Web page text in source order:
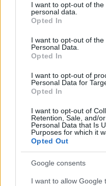
not limited to your visit or
grant or deny consent to
use your data for below
consent section.
I want to opt-out of
personal data.
Opted In
I want to opt-out of the
Personal Data.
Opted In
I want to opt-out of
Personal Data for
Opted In
I want to opt-out of
Retention, Sale, and/
Personal Data that Is
Purposes for which it
Opted Out
Google consents
I want to allow Google